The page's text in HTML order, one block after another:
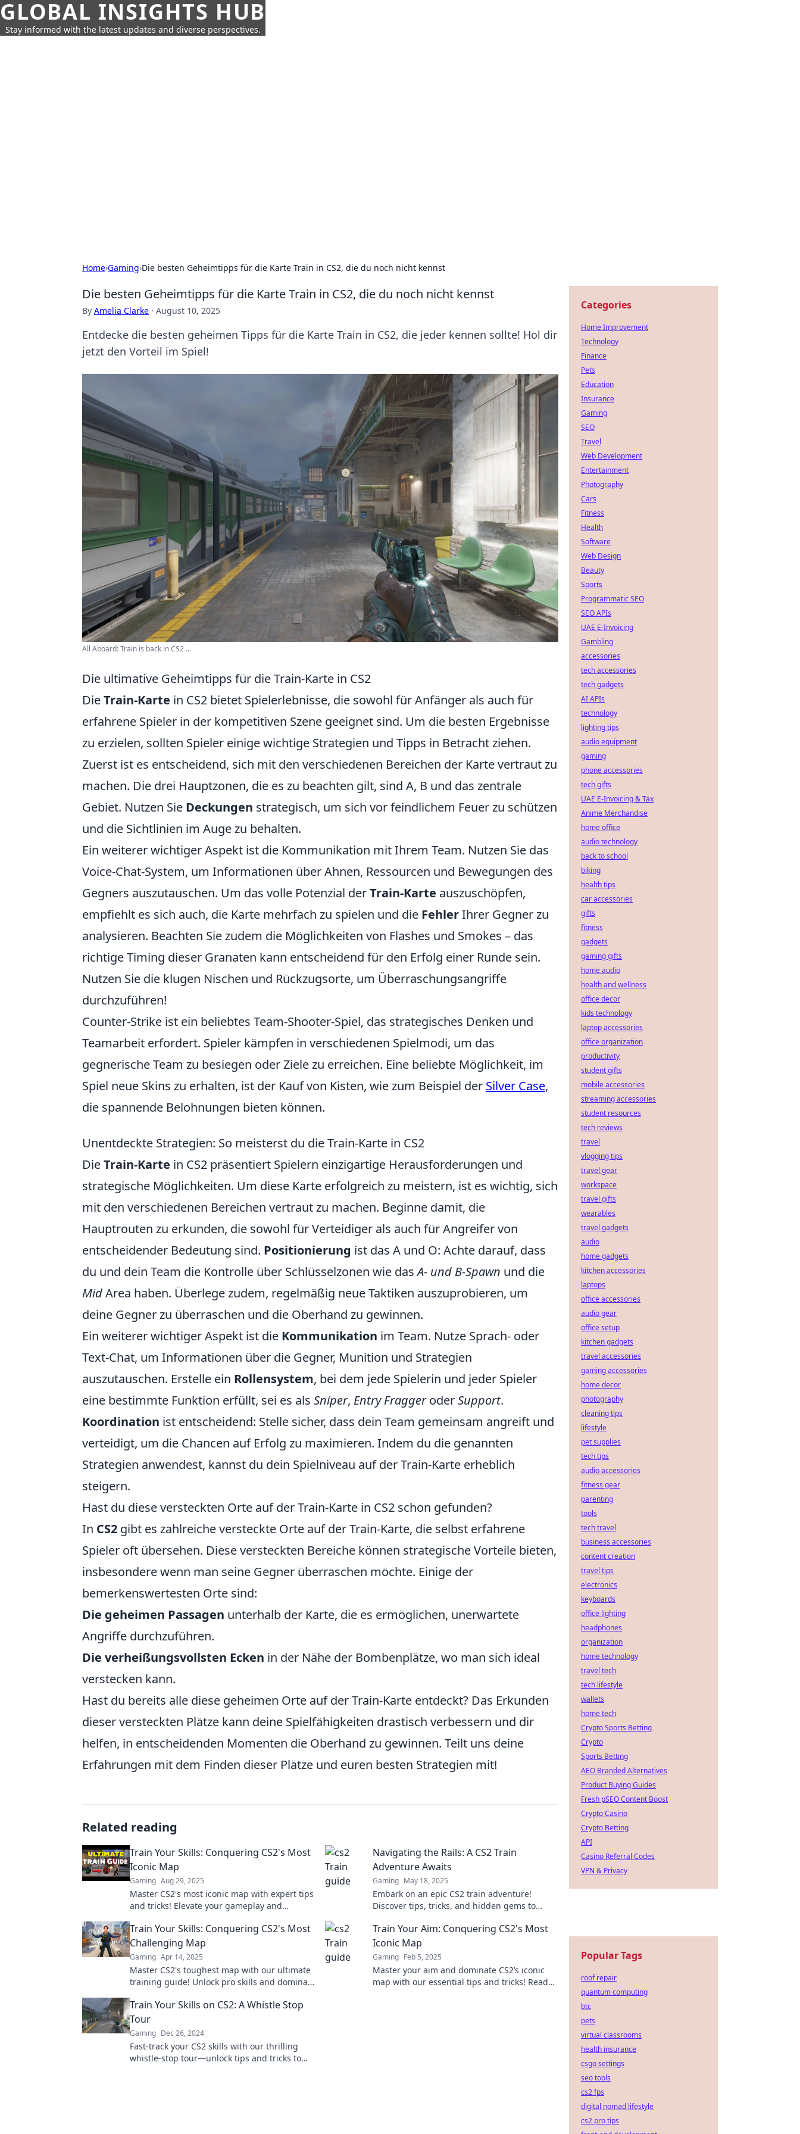
GLOBAL INSIGHTS HUB
Stay informed with the latest updates and diverse perspectives.
Home›Gaming›Die besten Geheimtipps für die Karte Train in CS2, die du noch nicht kennst
Die besten Geheimtipps für die Karte Train in CS2, die du noch nicht kennst
By Amelia Clarke · August 10, 2025
Entdecke die besten geheimen Tipps für die Karte Train in CS2, die jeder kennen sollte! Hol dir
jetzt den Vorteil im Spiel!
All Aboard: Train is back in CS2 ...
Die ultimative Geheimtipps für die Train-Karte in CS2
DieTrain-Karte in CS2 bietet Spielerlebnisse, die sowohl für Anfänger als auch für
erfahrene Spieler in der kompetitiven Szene geeignet sind. Um die besten Ergebnisse
zu erzielen, sollten Spieler einige wichtige Strategien und Tipps in Betracht ziehen.
Zuerst ist es entscheidend, sich mit den verschiedenen Bereichen der Karte vertraut zu
machen. Die drei Hauptzonen, die es zu beachten gilt, sind A, B und das zentrale
Gebiet. Nutzen Sie Deckungen strategisch, um sich vor feindlichem Feuer zu schützen
und die Sichtlinien im Auge zu behalten.
Ein weiterer wichtiger Aspekt ist die Kommunikation mit Ihrem Team. Nutzen Sie das
Voice-Chat-System, um Informationen über Ahnen, Ressourcen und Bewegungen des
Gegners auszutauschen. Um das volle Potenzial derTrain-Karte auszuschöpfen,
empfiehlt es sich auch, die Karte mehrfach zu spielen und die FehlerIhrer Gegner zu
analysieren. Beachten Sie zudem die Möglichkeiten von Flashes und Smokes – das
richtige Timing dieser Granaten kann entscheidend für den Erfolg einer Runde sein.
Nutzen Sie die klugen Nischen und Rückzugsorte, um Überraschungsangriffe
durchzuführen!
Counter-Strike ist ein beliebtes Team-Shooter-Spiel, das strategisches Denken und
Teamarbeit erfordert. Spieler kämpfen in verschiedenen Spielmodi, um das
gegnerische Team zu besiegen oder Ziele zu erreichen. Eine beliebte Möglichkeit, im
Spiel neue Skins zu erhalten, ist der Kauf von Kisten, wie zum Beispiel der Silver Case,
die spannende Belohnungen bieten können.
Unentdeckte Strategien: So meisterst du die Train-Karte in CS2
DieTrain-Karte in CS2 präsentiert Spielern einzigartige Herausforderungen und
strategische Möglichkeiten. Um diese Karte erfolgreich zu meistern, ist es wichtig, sich
mit den verschiedenen Bereichen vertraut zu machen. Beginne damit, die
Hauptrouten zu erkunden, die sowohl für Verteidiger als auch für Angreifer von
entscheidender Bedeutung sind. Positionierung ist das A und O: Achte darauf, dass
du und dein Team die Kontrolle über Schlüsselzonen wie dasA- und B-Spawn und die
MidArea haben. Überlege zudem, regelmäßig neue Taktiken auszuprobieren, um
deine Gegner zu überraschen und die Oberhand zu gewinnen.
Ein weiterer wichtiger Aspekt ist die Kommunikation im Team. Nutze Sprach- oder
Text-Chat, um Informationen über die Gegner, Munition und Strategien
auszutauschen. Erstelle ein Rollensystem, bei dem jede Spielerin und jeder Spieler
eine bestimmte Funktion erfüllt, sei es als Sniper, Entry FraggeroderSupport.
Koordination ist entscheidend: Stelle sicher, dass dein Team gemeinsam angreift und
verteidigt, um die Chancen auf Erfolg zu maximieren. Indem du die genannten
Strategien anwendest, kannst du dein Spielniveau auf der Train-Karte erheblich
steigern.
Hast du diese versteckten Orte auf der Train-Karte in CS2 schon gefunden?
In CS2 gibt es zahlreiche versteckte Orte auf der Train-Karte, die selbst erfahrene
Spieler oft übersehen. Diese versteckten Bereiche können strategische Vorteile bieten,
insbesondere wenn man seine Gegner überraschen möchte. Einige der
bemerkenswertesten Orte sind:
Die geheimen Passagen unterhalb der Karte, die es ermöglichen, unerwartete
Angriffe durchzuführen.
Die verheißungsvollsten Ecken in der Nähe der Bombenplätze, wo man sich ideal
verstecken kann.
Hast du bereits alle diese geheimen Orte auf der Train-Karte entdeckt? Das Erkunden
dieser versteckten Plätze kann deine Spielfähigkeiten drastisch verbessern und dir
helfen, in entscheidenden Momenten die Oberhand zu gewinnen. Teilt uns deine
Erfahrungen mit dem Finden dieser Plätze und euren besten Strategien mit!
Related reading
Train Your Skills: Conquering CS2's Most
Iconic Map
Gaming Aug 29, 2025
Master CS2's most iconic map with expert tips
and tricks! Elevate your gameplay and
Navigating the Rails: A CS2 Train
Adventure Awaits
Gaming May 18, 2025
Embark on an epic CS2 train adventure!
Discover tips, tricks, and hidden gems to
excitement!
Train Your Skills: Conquering CS2's Most
Challenging Map
Gaming Apr 14, 2025
Master CS2's toughest map with our ultimate
training guide! Unlock pro skills and dominate
Train Your Aim: Conquering CS2's Most
Iconic Map
Gaming Feb 5, 2025
Master your aim and dominate CS2’s iconic
map with our essential tips and tricks! Ready
Train Your Skills on CS2: A Whistle Stop
Tour
Gaming Dec 26, 2024
Fast-track your CS2 skills with our thrilling
whistle-stop tour—unlock tips and tricks to
Categories
Home Improvement
Technology
Finance
Pets
Education
Insurance
Gaming
SEO
Travel
Web Development
Entertainment
Photography
Cars
Fitness
Health
Software
Web Design
Beauty
Sports
Programmatic SEO
SEO APIs
UAE E-Invoicing
Gambling
accessories
tech accessories
tech gadgets
AI APIs
technology
lighting tips
audio equipment
gaming
phone accessories
tech gifts
UAE E-Invoicing & Tax
Anime Merchandise
home office
audio technology
back to school
biking
health tips
car accessories
gifts
fitness
gadgets
gaming gifts
home audio
health and wellness
office decor
kids technology
laptop accessories
office organization
productivity
student gifts
mobile accessories
streaming accessories
student resources
tech reviews
travel
vlogging tips
travel gear
workspace
travel gifts
wearables
travel gadgets
audio
home gadgets
kitchen accessories
laptops
office accessories
audio gear
office setup
kitchen gadgets
travel accessories
gaming accessories
home decor
photography
cleaning tips
lifestyle
pet supplies
tech tips
audio accessories
fitness gear
parenting
tools
tech travel
business accessories
content creation
travel tips
electronics
keyboards
office lighting
headphones
organization
home technology
travel tech
tech lifestyle
wallets
home tech
Crypto Sports Betting
Crypto
Sports Betting
AEO Branded Alternatives
Product Buying Guides
Fresh pSEO Content Boost
Crypto Casino
Crypto Betting
API
Casino Referral Codes
VPN & Privacy
Popular Tags
roof repair
quantum computing
btc
pets
virtual classrooms
health insurance
csgo settings
seo tools
cs2 fps
digital nomad lifestyle
cs2 pro tips